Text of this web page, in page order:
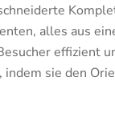
alles aus
effizient
sie den